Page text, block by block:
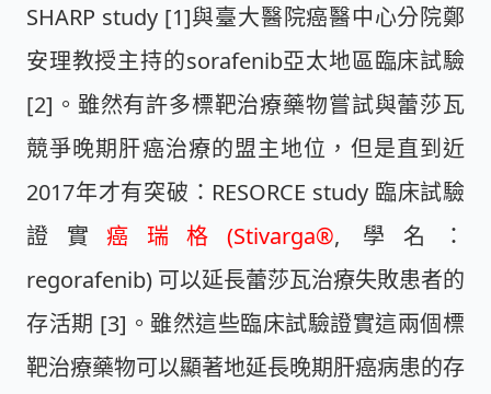
SHARP study [1]與臺大醫院癌醫中心分院鄭
安理教授主持的sorafenib亞太地區臨床試驗
[2]。雖然有許多標靶治療藥物嘗試與蕾莎瓦
競爭晚期肝癌治療的盟主地位，但是直到近
2017年才有突破：RESORCE study 臨床試驗
證實 癌瑞格(Stivarga®, 學名：
regorafenib) 可以延長蕾莎瓦治療失敗患者的
存活期 [3]。雖然這些臨床試驗證實這兩個標
靶治療藥物可以顯著地延長晚期肝癌病患的存